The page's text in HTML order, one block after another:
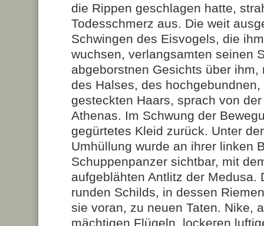
die Rippen geschlagen hatte,
Todesschmerz aus. Die weit
Schwingen des Eisvogels, die
wuchsen, verlangsamten seinen
abgeborstnen Gesichts über ihm,
des Halses, des
gesteckten Haars, sprach von
Athenas. Im Schwung der
gegürtetes Kleid zurück. Unter
Umhüllung wurde an ihrer linken
Schuppenpanzer sichtbar, mit
aufgeblähten Antlitz der Medusa.
runden Schilds, in dessen
sie voran, zu neuen Taten. Nike,
mächtigen Flügeln, lockeren